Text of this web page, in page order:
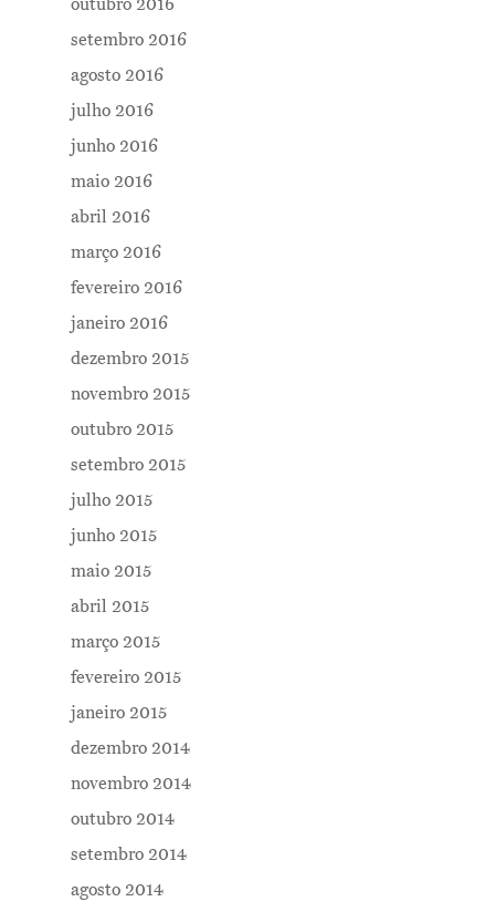
outubro 2016
setembro 2016
agosto 2016
julho 2016
junho 2016
maio 2016
abril 2016
março 2016
fevereiro 2016
janeiro 2016
dezembro 2015
novembro 2015
outubro 2015
setembro 2015
julho 2015
junho 2015
maio 2015
abril 2015
março 2015
fevereiro 2015
janeiro 2015
dezembro 2014
novembro 2014
outubro 2014
setembro 2014
agosto 2014